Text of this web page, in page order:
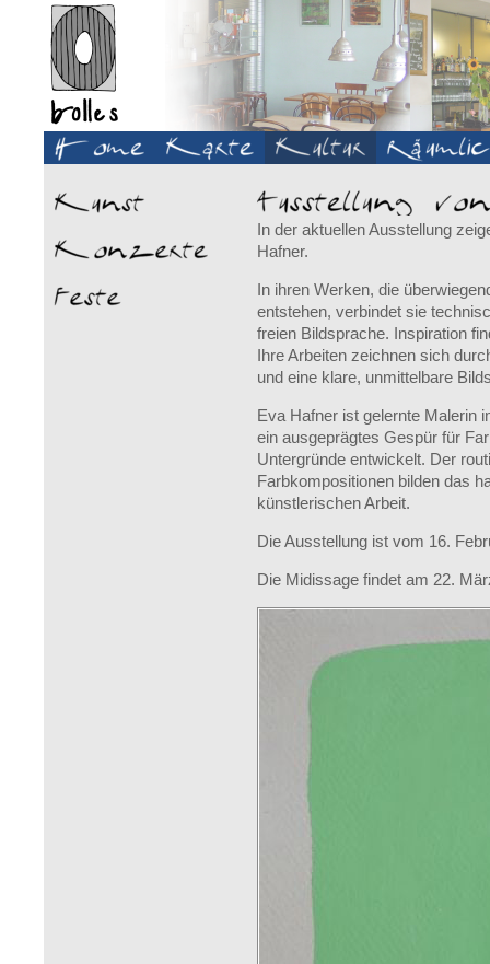
In der aktuellen Ausstellung
Hafner.
In ihren Werken, die
entstehen, verbindet sie
freien Bildsprache. Inspiration
Ihre Arbeiten zeichnen sich
und eine klare, unmittelbare
Eva Hafner ist gelernte Malerin
ein ausgeprägtes Gespür für
Untergründe entwickelt. Der
Farbkompositionen bilden das
künstlerischen Arbeit.
Die Ausstellung ist vom 16.
Die Midissage findet am 22.